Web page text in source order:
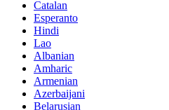
Catalan
Esperanto
Hindi
Lao
Albanian
Amharic
Armenian
Azerbaijani
Belarusian